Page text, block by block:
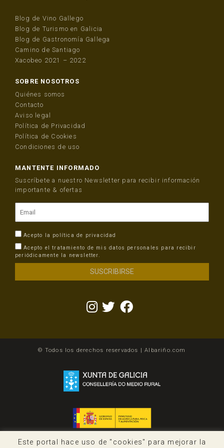
Blog de Vino Gallego
Blog de Turismo en Galicia
Blog de Gastronomía Gallega
Camino de Santiago
Xacobeo 2021 – 2022
SOBRE NOSOTROS
Quiénes somos
Contacto
Aviso legal
Política de Privacidad
Política de Cookies
Condiciones de uso
MANTENTE INFORMADO
Suscríbete a nuestro Newsletter para recibir información
importante & ofertas
Acepto la política de privacidad
Acepto el tratamiento de mis datos personales para recibir
periódicamente la newsletter.
© Todos los derechos reservados | Albariño.com
Este portal hace uso de "cookies" para mejorar la